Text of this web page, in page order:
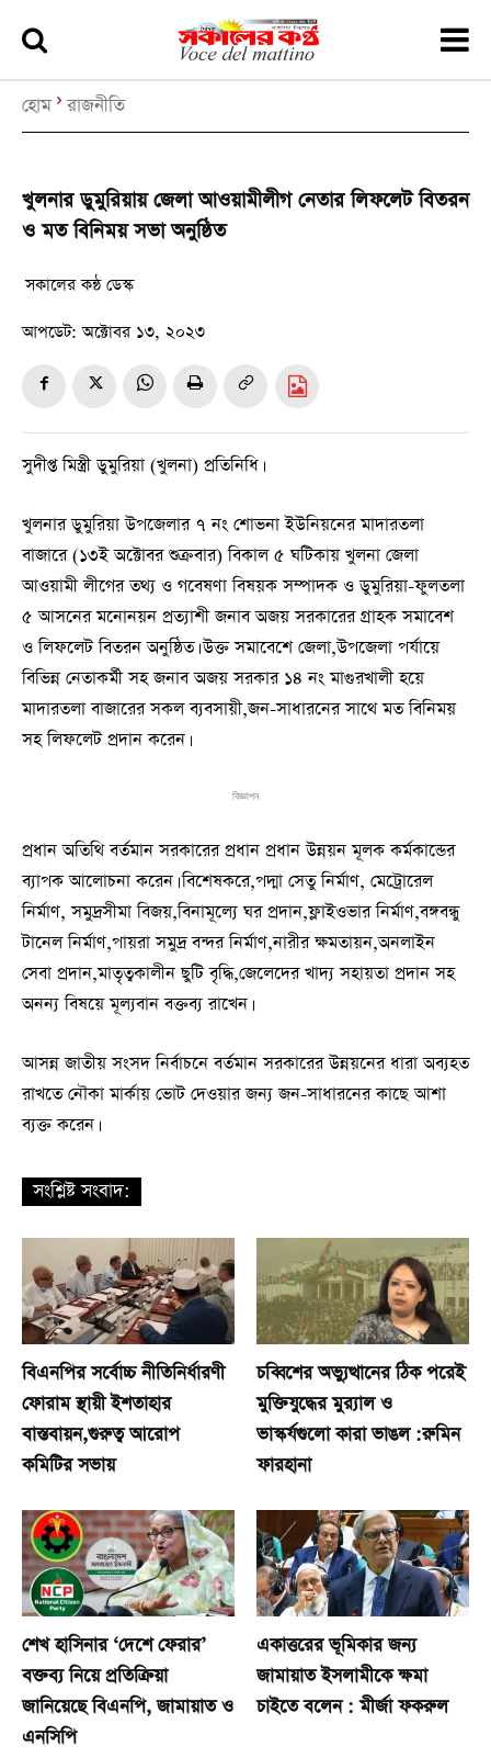
হোম রাজনীতি
খুলনার ডুমুরিয়ায় জেলা আওয়ামীলীগ নেতার লিফলেট বিতরন
ও মত বিনিময় সভা অনুষ্ঠিত
সকালের কন্ঠ ডেস্ক
আপডেট: অক্টোবর ১৩, ২০২৩
সুদীপ্ত মিস্ত্রী ডুমুরিয়া (খুলনা) প্রতিনিধি।
খুলনার ডুমুরিয়া উপজেলার ৭ নং শোভনা ইউনিয়নের মাদারতলা
বাজারে (১৩ই অক্টোবর শুক্রবার) বিকাল ৫ ঘটিকায় খুলনা জেলা
আওয়ামী লীগের তথ্য ও গবেষণা বিষয়ক সম্পাদক ও ডুমুরিয়া-ফুলতলা
৫ আসনের মনোনয়ন প্রত্যাশী জনাব অজয় সরকারের গ্রাহক সমাবেশ
ও লিফলেট বিতরন অনুষ্ঠিত। উক্ত সমাবেশে জেলা,উপজেলা পর্যায়ে
বিভিন্ন নেতাকর্মী সহ জনাব অজয় সরকার ১৪ নং মাগুরখালী হয়ে
মাদারতলা বাজারের সকল ব্যবসায়ী,জন-সাধারনের সাথে মত বিনিময়
সহ লিফলেট প্রদান করেন।
বিজ্ঞাপন
প্রধান অতিথি বর্তমান সরকারের প্রধান প্রধান উন্নয়ন মূলক কর্মকান্ডের
ব্যাপক আলোচনা করেন। বিশেষকরে,পদ্মা সেতু নির্মাণ, মেট্রোরেল
নির্মাণ, সমুদ্রসীমা বিজয়,বিনামূল্যে ঘর প্রদান,ফ্লাইওভার নির্মাণ,বঙ্গবন্ধু
টানেল নির্মাণ,পায়রা সমুদ্র বন্দর নির্মাণ,নারীর ক্ষমতায়ন,অনলাইন
সেবা প্রদান,মাতৃত্বকালীন ছুটি বৃদ্ধি,জেলেদের খাদ্য সহায়তা প্রদান সহ
অনন্য বিষয়ে মূল্যবান বক্তব্য রাখেন।
আসন্ন জাতীয় সংসদ নির্বাচনে বর্তমান সরকারের উন্নয়নের ধারা অব্যহত
রাখতে নৌকা মার্কায় ভোট দেওয়ার জন্য জন-সাধারনের কাছে আশা
ব্যক্ত করেন।
সংশ্লিষ্ট সংবাদ:
বিএনপির সর্বোচ্চ নীতিনির্ধারণী
ফোরাম স্থায়ী ইশতাহার
বাস্তবায়ন,গুরুত্ব আরোপ
কমিটির সভায়
চব্বিশের অভ্যুত্থানের ঠিক পরেই
মুক্তিযুদ্ধের মুর‍্যাল ও
ভাস্কর্যগুলো কারা ভাঙল :রুমিন
ফারহানা
শেখ হাসিনার ‘দেশে ফেরার’
বক্তব্য নিয়ে প্রতিক্রিয়া
জানিয়েছে বিএনপি, জামায়াত ও
এনসিপি
একাত্তরের ভূমিকার জন্য
জামায়াত ইসলামীকে ক্ষমা
চাইতে বলেন : মীর্জা ফকরুল